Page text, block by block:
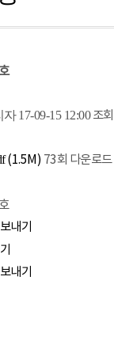
자 17-09-15 12:00조회
(1.5M) 73회 다운로드